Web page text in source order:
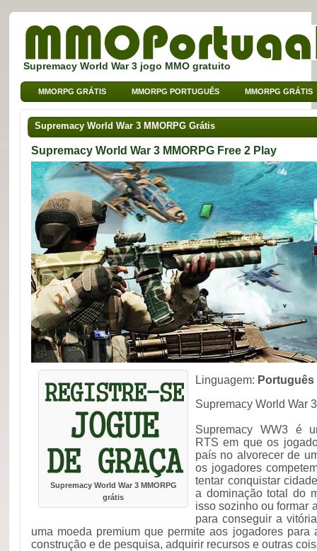
Supremacy World War 3 jogo MMO gratuito
MMORPG GRÁTIS MMORPG PORTUGUÊS MMORPG GRÁTIS
MMO DE BROWSER MMO PARA CRIANÇAS MMO DE SPORT
Supremacy World War 3 MMORPG Grátis
Supremacy World War 3 MMORPG Free 2 Play
Supremacy World War 3 MMORPG
grátis
Linguagem: Português
Supremacy World War 3
Supremacy WW3 é
RTS em que os
país no alvorecer de
os jogadores
tentar conquistar
a dominação total do
isso sozinho ou formar
para conseguir a
uma moeda premium que permite aos jogadores para
construção e de pesquisa, adquirir recursos e outras